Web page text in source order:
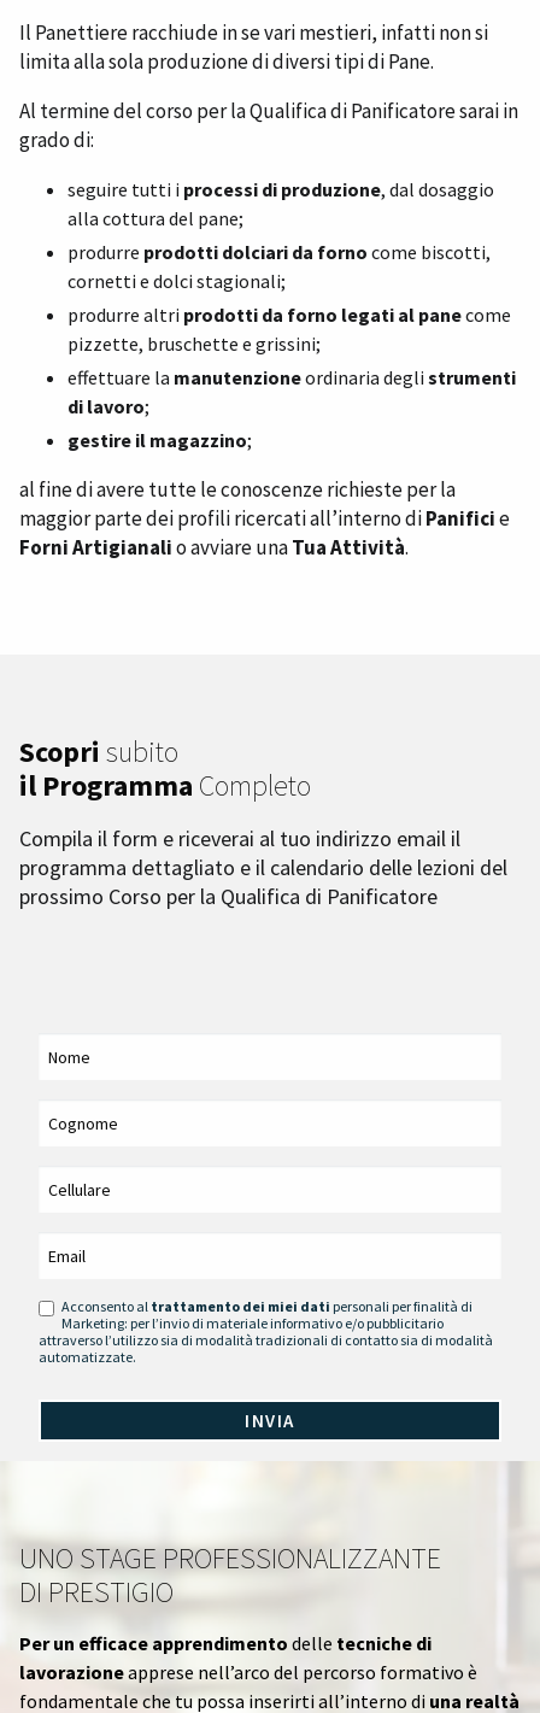
Il Panettiere racchiude in se vari mestieri, infatti non si
limita alla sola produzione di diversi tipi di Pane.
Al termine del corso per la Qualifica di Panificatore sarai in
grado di:
seguire tutti i processi di produzione, dal dosaggio
alla cottura del pane;
produrre prodotti dolciari da forno come biscotti,
cornetti e dolci stagionali;
produrre altri prodotti da forno legati al panecome
pizzette, bruschette e grissini;
effettuare la manutenzioneordinaria degli strumenti
di lavoro;
gestire il magazzino;
al fine di avere tutte le conoscenze richieste per la
maggior parte dei profili ricercati all’interno diPanificie
Forni Artigianalio avviare unaTua Attività.
Scopri subito
il Programma Completo
Compila il form e riceverai al tuo indirizzo email il
programma dettagliato e il calendario delle lezioni del
prossimo Corso per la Qualifica di Panificatore
Acconsento al trattamento dei miei dati personali per finalità di
Marketing: per l’invio di materiale informativo e/o pubblicitario
attraverso l’utilizzo sia di modalità tradizionali di contatto sia di modalità
automatizzate.
UNO STAGE PROFESSIONALIZZANTE
DI PRESTIGIO
Per un efficace apprendimento delle tecniche di
lavorazioneapprese nell’arco del percorso formativo è
fondamentale che tu possa inserirti all’interno di una realtà